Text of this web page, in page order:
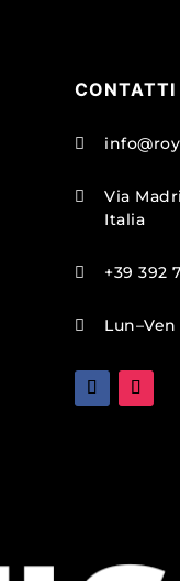
CONTATTI


Via
Italia
 +39 392
 Lun–Ven